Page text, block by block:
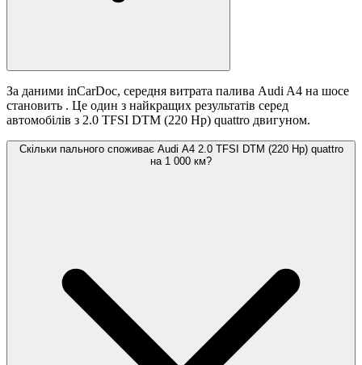
За даними inCarDoc, середня витрата палива Audi A4 на шосе
становить . Це один з найкращих результатів серед
автомобілів з 2.0 TFSI DTM (220 Hp) quattro двигуном.
Скільки пального споживає Audi A4 2.0 TFSI DTM (220 Hp) quattro
на 1 000 км?